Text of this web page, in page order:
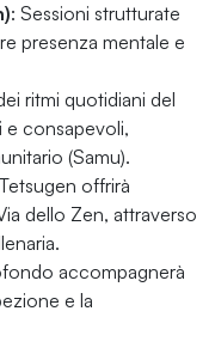
: Sessioni strutturate
presenza mentale e
ritmi quotidiani del
e consapevoli,
(Samu).
offrirà
dello Zen, attraverso
accompagnerà
e la